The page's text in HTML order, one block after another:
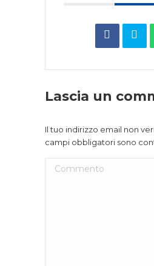
Lascia un
Il tuo indirizzo email non
campi obbligatori sono
Commento